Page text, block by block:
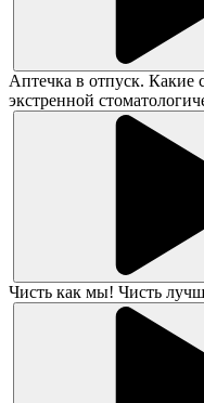
Аптечка в отпуск. Какие
экстренной
Чисть как мы! Чисть